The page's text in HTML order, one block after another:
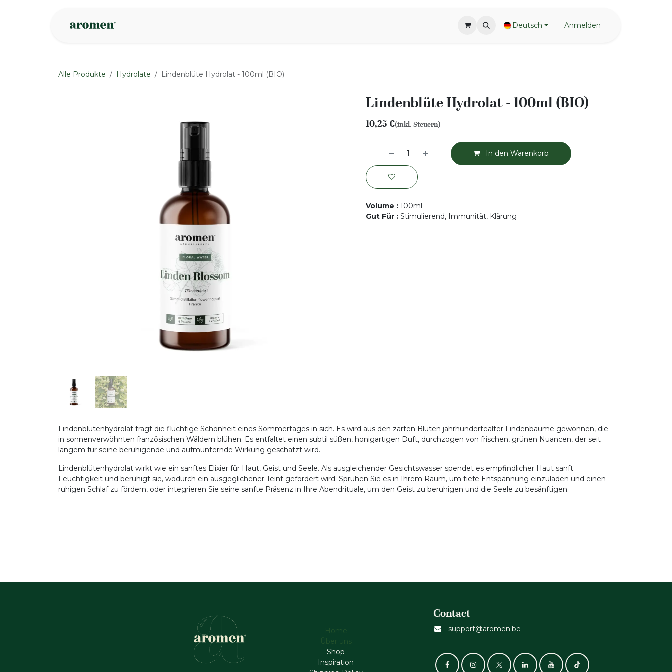
Deutsch Anmelden
Alle Produkte Hydrolate Lindenblüte Hydrolat - 100ml (BIO)
Lindenblüte Hydrolat - 100ml (BIO)
10,25€(inkl. Steuern)
In den Warenkorb
Volume : 100ml
Gut Für : Stimulierend, Immunität, Klärung
Lindenblütenhydrolat trägt die flüchtige Schönheit eines Sommertages in sich. Es wird aus den zarten Blüten jahrhundertealter Lindenbäume gewonnen, die
in sonnenverwöhnten französischen Wäldern blühen. Es entfaltet einen subtil süßen, honigartigen Duft, durchzogen von frischen, grünen Nuancen, der seit
langem für seine beruhigende und aufmunternde Wirkung geschätzt wird.
Lindenblütenhydrolat wirkt wie ein sanftes Elixier für Haut, Geist und Seele. Als ausgleichender Gesichtswasser spendet es empfindlicher Haut sanft
Feuchtigkeit und beruhigt sie, wodurch ein ausgeglichener Teint gefördert wird. Sprühen Sie es in Ihrem Raum, um tiefe Entspannung einzuladen und einen
ruhigen Schlaf zu fördern, oder integrieren Sie seine sanfte Präsenz in Ihre Abendrituale, um den Geist zu beruhigen und die Seele zu besänftigen.
Home
Über uns
Shop
Inspiration
Contact
support@aromen.be